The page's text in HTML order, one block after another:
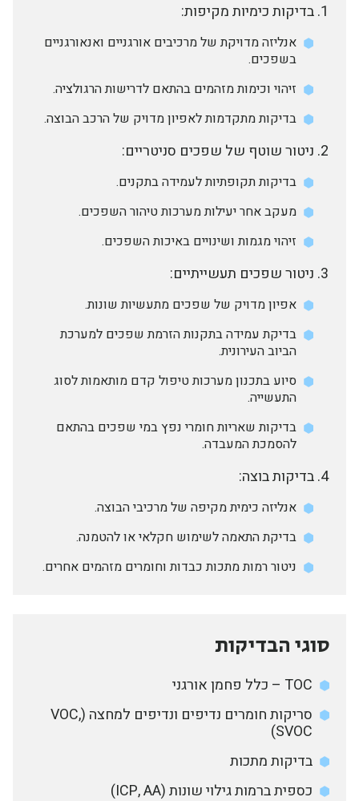
בדיקות כימיות מקיפות:
אנליזה מדויקת של מרכיבים אורגניים ואנאורגניים
בשפכים.
זיהוי וכימות מזהמים בהתאם לדרישות הרגולציה.
בדיקות מתקדמות לאפיון מדויק של הרכב הבוצה.
ניטור שוטף של שפכים סניטריים:
בדיקות תקופתיות לעמידה בתקנים.
מעקב אחר יעילות מערכות טיהור השפכים.
זיהוי מגמות ושינויים באיכות השפכים.
ניטור שפכים תעשייתיים:
אפיון מדויק של שפכים מתעשיות שונות.
בדיקת עמידה בתקנות הזרמת שפכים למערכת
הביוב העירונית.
סיוע בתכנון מערכות טיפול קדם מותאמות לסוג
התעשייה.
בדיקות שאריות חומרי נפץ במי שפכים בהתאם
להסמכת המעבדה.
בדיקות בוצה:
אנליזה כימית מקיפה של מרכיבי הבוצה.
בדיקת התאמה לשימוש חקלאי או להטמנה.
ניטור רמות מתכות כבדות וחומרים מזהמים אחרים.
סוגי הבדיקות
TOC – כלל פחמן אורגני
סריקות חומרים נדיפים ונדיפים למחצה (VOC,
SVOC)
בדיקות מתכות
כספית ברמות גילוי שונות (ICP, AA)